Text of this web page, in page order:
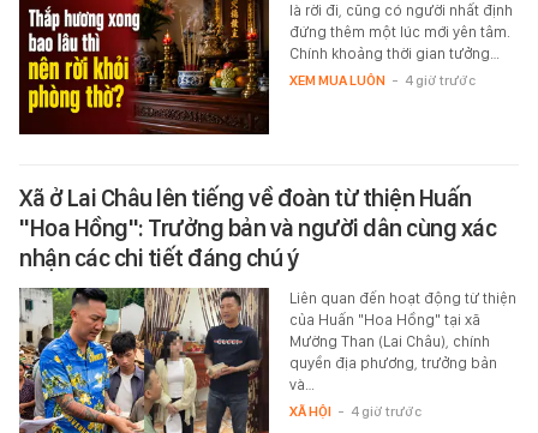
là rời đi, cũng có người nhất định
đứng thêm một lúc mới yên tâm.
Chính khoảng thời gian tưởng…
XEM MUA LUÔN - 4 giờ trước
Xã ở Lai Châu lên tiếng về đoàn từ thiện Huấn
"Hoa Hồng": Trưởng bản và người dân cùng xác
nhận các chi tiết đáng chú ý
Liên quan đến hoạt động từ thiện
của Huấn "Hoa Hồng" tại xã
Mường Than (Lai Châu), chính
quyền địa phương, trưởng bản
và…
XÃ HỘI - 4 giờ trước